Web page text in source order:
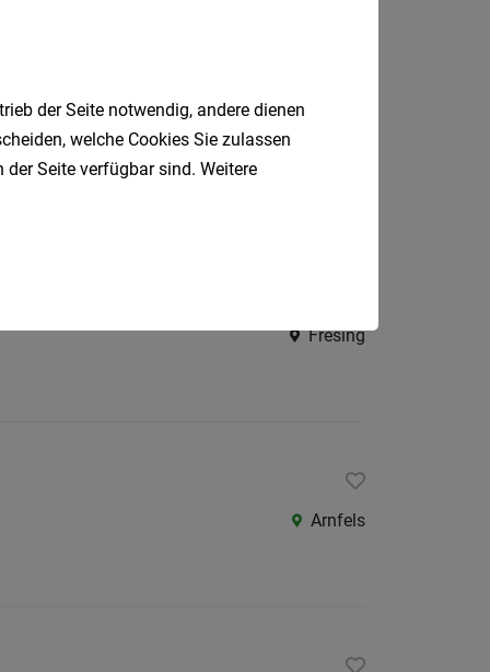
Fresing
Arnfels
der Seite notwendig, andere dienen
welche Cookies Sie zulassen
Seite verfügbar sind. Weitere